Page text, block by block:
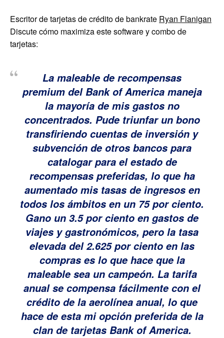
Escritor de tarjetas de crédito de bankrate Ryan Flanigan
Discute cómo maximiza este software y combo de
tarjetas:
La maleable de recompensas
premium del Bank of America maneja
la mayoría de mis gastos no
concentrados. Pude triunfar un bono
transfiriendo cuentas de inversión y
subvención de otros bancos para
catalogar para el estado de
recompensas preferidas, lo que ha
aumentado mis tasas de ingresos en
todos los ámbitos en un 75 por ciento.
Gano un 3.5 por ciento en gastos de
viajes y gastronómicos, pero la tasa
elevada del 2.625 por ciento en las
compras es lo que hace que la
maleable sea un campeón. La tarifa
anual se compensa fácilmente con el
crédito de la aerolínea anual, lo que
hace de esta mi opción preferida de la
clan de tarjetas Bank of America.